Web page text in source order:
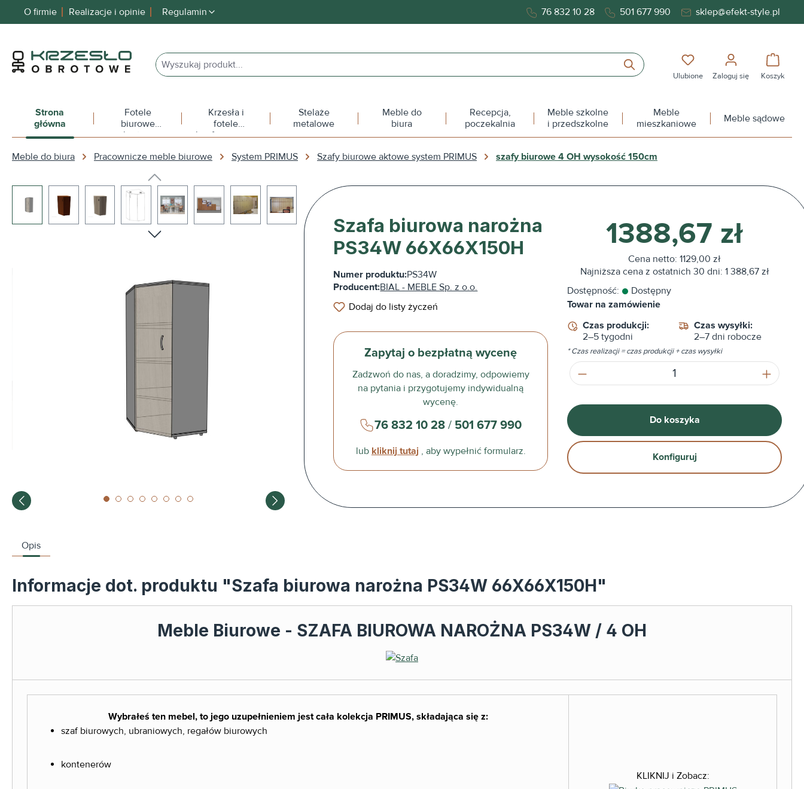
Przejdź do głównej nawigacji
O firmie Realizacje i opinie Regulamin 76 832 10 28 501 677 990 sklep@efekt-style.pl
Masz 0 przedmioty na
Ulubione Zaloguj się Koszyk
Strona
główna
Fotele
biurowe
obrotowe
Krzesła i
fotele
konferencyjne
Stelaże
metalowe
Meble do
biura
Recepcja,
poczekalnia
Meble szkolne
i przedszkolne
Meble
mieszkaniowe
Meble sądowe
Meble do biura Pracownicze meble biurowe System PRIMUS Szafy biurowe aktowe system PRIMUS szafy biurowe 4 OH wysokość 150cm
Szafa biurowa narożna
PS34W 66X66X150H
Numer produktu:PS34W
Producent:BIAL - MEBLE Sp. z o.o.
Dodaj do listy życzeń
Zapytaj o bezpłatną wycenę
Zadzwoń do nas, a doradzimy, odpowiemy
na pytania i przygotujemy indywidualną
wycenę.
76 832 10 28 / 501 677 990
lub kliknij tutaj , aby wypełnić formularz.
1388,67 zł
Cena netto: 1129,00 zł
Najniższa cena z ostatnich 30 dni: 1 388,67 zł
Dostępność:
Dostępny
Towar na zamówienie
Czas produkcji:
2–5 tygodni
Czas wysyłki:
2–7 dni robocze
* Czas realizacji = czas produkcji + czas wysyłki
Ilość produktu: Wprowadź żądaną
Do koszyka
Konfiguruj
Opis
Informacje dot. produktu "Szafa biurowa narożna PS34W 66X66X150H"
Meble Biurowe - SZAFA BIUROWA NAROŻNA PS34W / 4 OH
Wybrałeś ten mebel, to jego uzupełnieniem jest cała kolekcja PRIMUS, składająca się z:
szaf biurowych, ubraniowych, regałów biurowych
kontenerów
KLIKNIJ i Zobacz: